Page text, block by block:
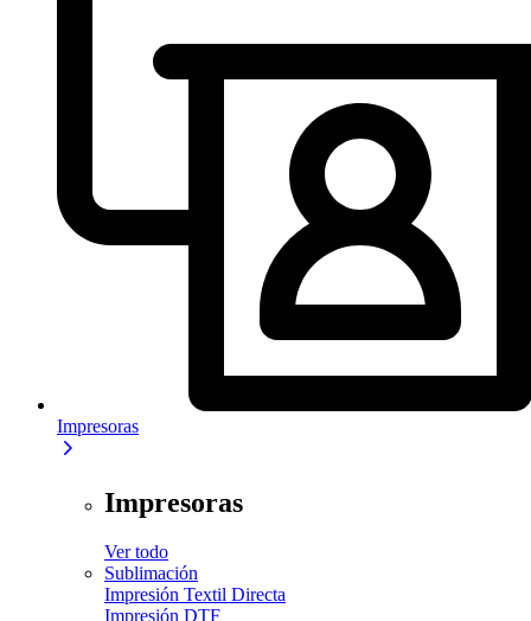
Impresoras
Impresoras
Ver todo
Sublimación
Impresión Textil Directa
Impresión DTF